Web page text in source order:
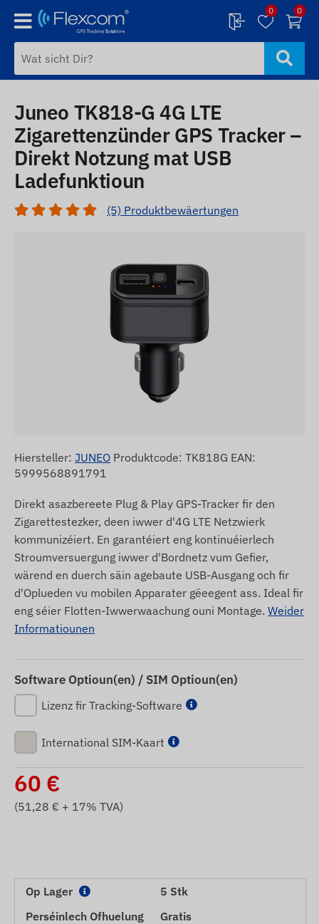
0 0
Juneo TK818-G 4G LTE
Zigarettenzünder GPS Tracker –
Direkt Notzung mat USB
Ladefunktioun
(5) Produktbewäertungen
Hiersteller: JUNEO Produktcode: TK818G EAN:
5999568891791
Direkt asazbereete Plug & Play GPS-Tracker fir den
Zigarettestezker, deen iwwer d'4G LTE Netzwierk
kommunizéiert. En garantéiert eng kontinuéierlech
Stroumversuergung iwwer d'Bordnetz vum Gefier,
wärend en duerch säin agebaute USB-Ausgang och fir
d'Oplueden vu mobilen Apparater gëeegent ass. Ideal fir
eng séier Flotten-Iwwerwaachung ouni Montage. Weider
Informatiounen
Software Optioun(en) / SIM Optioun(en)
Lizenz fir Tracking-Software
International SIM-Kaart
60 €
(51,28 € + 17% TVA)
Op Lager
5 Stk
Perséinlech Ofhuelung
Gratis